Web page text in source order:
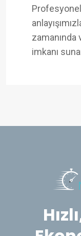
zamanında
imkanı